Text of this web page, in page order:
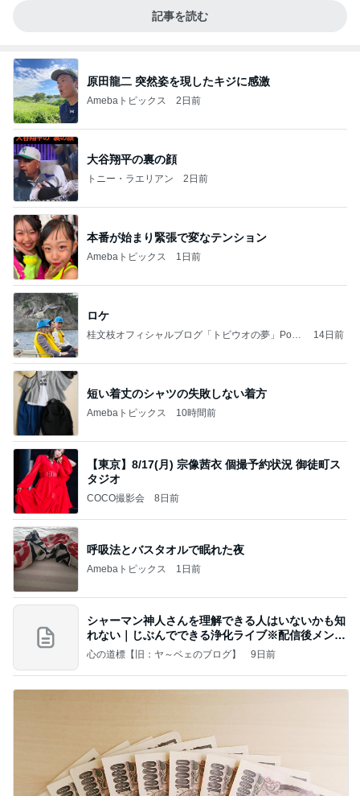
記事を読む
原田龍二 突然姿を現したキジに感激
Amebaトピックス 2日前
大谷翔平の裏の顔
トニー・ラエリアン 2日前
本番が始まり緊張で変なテンション
Amebaトピックス 1日前
ロケ
桂文枝オフィシャルブログ「トビウオの夢」Pow
14日前
短い着丈のシャツの失敗しない着方
Amebaトピックス 10時間前
【東京】8/17(月) 宗像茜衣 個撮予約状況 御徒町ス
タジオ
COCO撮影会 8日前
呼吸法とバスタオルで眠れた夜
Amebaトピックス 1日前
シャーマン神人さんを理解できる人はいないかも知
れない｜じぶんでできる浄化ライブ※配信後メンバ
ー限
心の道標【旧：ヤ～ベェのブログ】 9日前